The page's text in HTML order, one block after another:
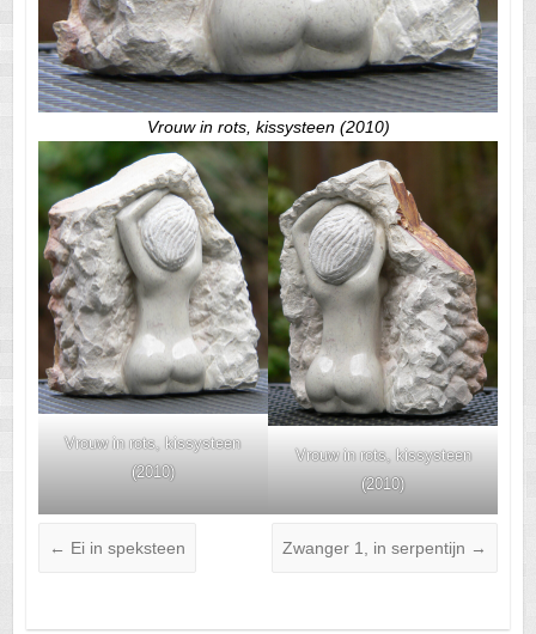
Vrouw in rots, kissysteen (2010)
Vrouw in rots, kissysteen
(2010)
Vrouw in rots, kissysteen
(2010)
← Ei in speksteen Zwanger 1, in serpentijn →